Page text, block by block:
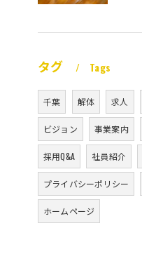
タグ Tags
千葉 解体 求人
ビジョン 事業案内
採用Q&A 社員紹介
プライバシーポリシー
ホームページ